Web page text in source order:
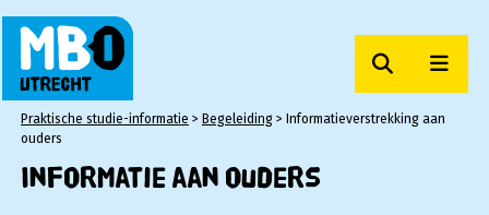
MBO Utrecht
Zoeken
Praktische studie-informatie > Begeleiding > Informatieverstrekking aan
ouders
Informatie aan ouders